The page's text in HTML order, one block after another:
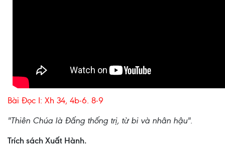
Bài Ðọc I: Xh 34, 4b-6. 8-9
"Thiên Chúa là Ðấng thống trị, từ bi và nhân hậu".
Trích sách Xuất Hành.